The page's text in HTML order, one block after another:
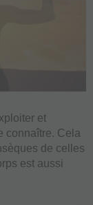
et
connaître. Cela
de celles
est aussi